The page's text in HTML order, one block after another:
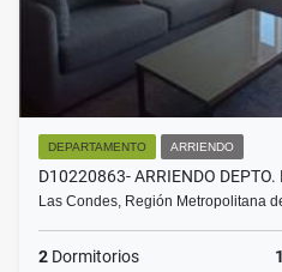
DEPARTAMENTO ARRIENDO
D10220863- ARRIENDO
Las Condes, Región Metropolitana
2 Dormitorios 1